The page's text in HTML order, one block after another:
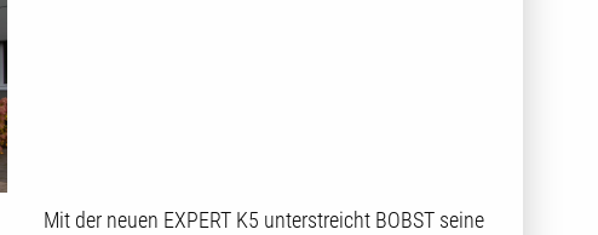
Mit der neuen EXPERT K5 unterstreicht BOBST seine